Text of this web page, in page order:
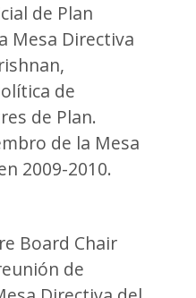
de Plan
Mesa Directiva
de
de Plan.
de la Mesa
2009-2010.
Board Chair
de